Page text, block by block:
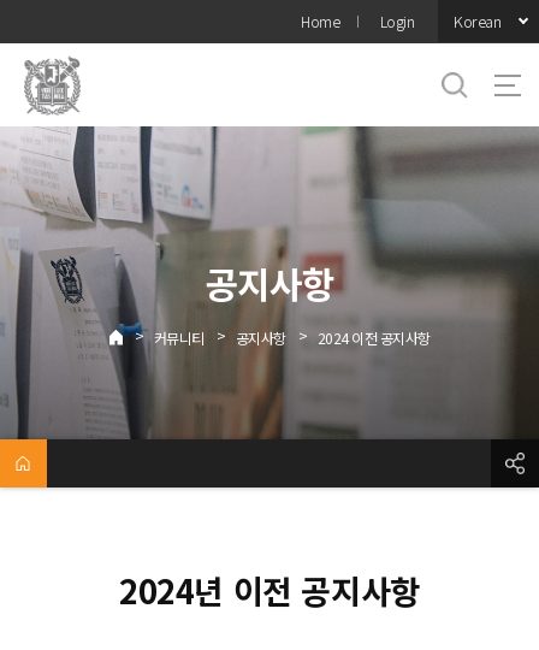
메뉴
Home Login Korean
공지사항
> 커뮤니티 > 공지사항 > 2024 이전 공지사항
2024년 이전 공지사항